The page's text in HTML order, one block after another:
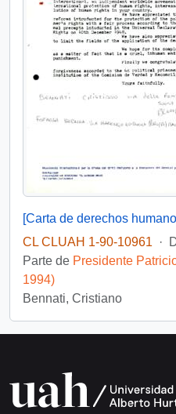
[Carta de derechos
CL CLUAH 1-90-10961
·
Parte de Presidente
1994)
Bennati, Cristiano